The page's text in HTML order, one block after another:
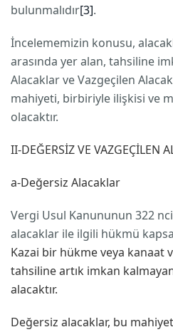
bulunmalıdır[3].
İncelememizin konusu,
arasında yer alan, tahsiline
Alacaklar ve Vazgeçilen
mahiyeti, birbiriyle ilişkisi ve
olacaktır.
II-DEĞERSİZ VE VAZGEÇİLEN
a-Değersiz Alacaklar
Vergi Usul Kanununun 322
alacaklar ile ilgili hükmü
Kazai bir hükme veya kanaat
tahsiline artık imkan
alacaktır.
Değersiz alacaklar, bu